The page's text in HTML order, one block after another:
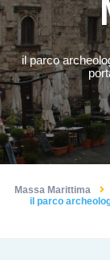
il parco
Massa Marittima
il parco